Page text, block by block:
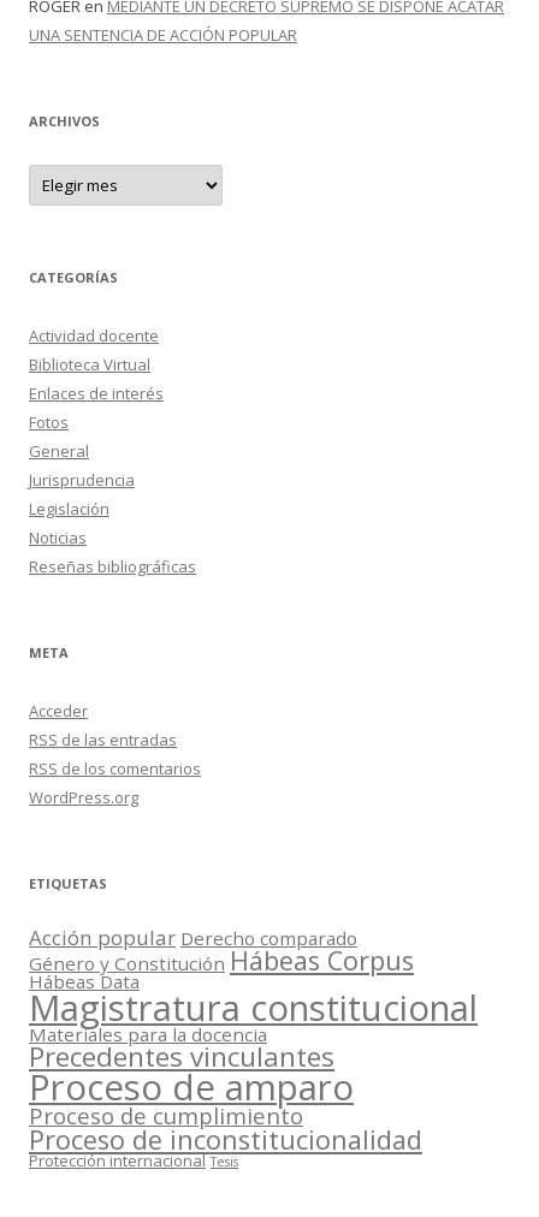
ROGER en MEDIANTE UN DECRETO SUPREMO SE DISPONE ACATAR
UNA SENTENCIA DE ACCIÓN POPULAR
ARCHIVOS
A
c
o
CATEGORÍAS
Actividad docente
Biblioteca Virtual
Enlaces de interés
Fotos
General
Jurisprudencia
Legislación
Noticias
Reseñas bibliográficas
META
Acceder
RSS de las entradas
RSS de los comentarios
WordPress.org
ETIQUETAS
Acción popular Derecho comparado
Género y Constitución Hábeas Corpus
Hábeas Data
Magistratura constitucional
Materiales para la docencia
Precedentes vinculantes
Proceso de amparo
Proceso de cumplimiento
Proceso de inconstitucionalidad
Protección internacional Tesis